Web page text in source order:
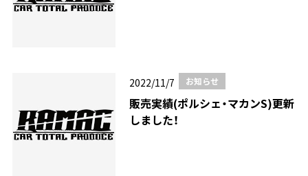
2022/11/7 お知らせ
販売実績(ポルシェ・マカンS)更新
しました！